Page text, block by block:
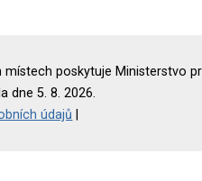
poskytuje Ministerstvo
dne 5. 8. 2026.
údajů